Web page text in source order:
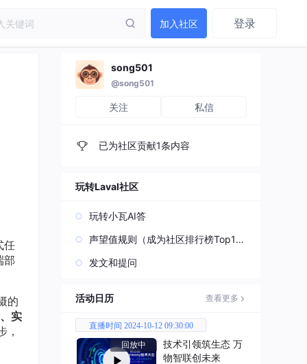
加入社区 登录
任
部
的
实
，
song501
@song501
关注 私信
已为社区贡献1条内容
玩转Laval社区
玩转小瓦AI答
声望值规则（成为社区排行榜Top1
发文和提问
活动日历 查看更多
直播时间 2024-10-12 09:30:00
回放中
技术引领筑生态 万
物智联创未来